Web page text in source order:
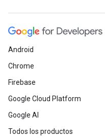
Android
Chrome
Firebase
Google Cloud Platform
Google AI
Todos los productos